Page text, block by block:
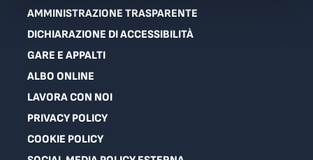
AMMINISTRAZIONE TRASPARENTE
DICHIARAZIONE DI ACCESSIBILITÀ
GARE E APPALTI
ALBO ONLINE
LAVORA CON NOI
PRIVACY POLICY
COOKIE POLICY